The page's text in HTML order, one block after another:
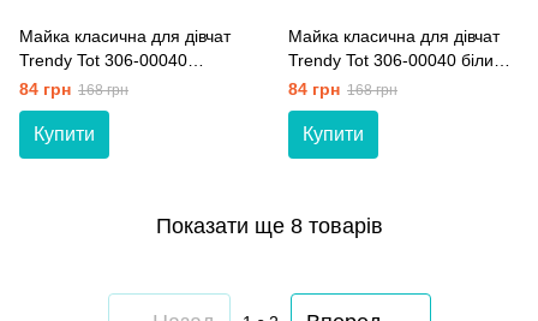
Майка класична для дівчат
Trendy Tot 306-00040
рожевий 92 см (2 роки)
84 грн 168 грн
Купити
Майка класична для дівчат
Trendy Tot 306-00040 білий
104 см (4 роки)
84 грн 168 грн
Купити
Показати ще 8 товарів